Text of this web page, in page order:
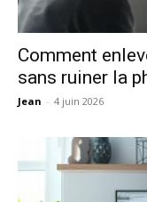
Comment
sans ruiner la
Jean - 4 juin 2026